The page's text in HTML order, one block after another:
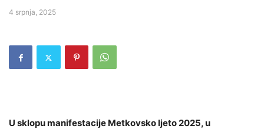
4 srpnja, 2025
U sklopu manifestacije Metkovsko ljeto 2025, u